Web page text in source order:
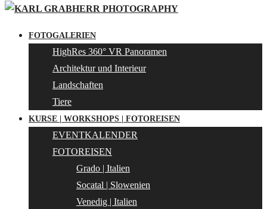
FOTOGALERIEN
HighRes 360° VR Panoramen
Architektur und Interieur
Landschaften
Tiere
KURSE | WORKSHOPS | FOTOREISEN
EVENTKALENDER
FOTOREISEN
Grado | Italien
Socatal | Slowenien
Venedig | Italien